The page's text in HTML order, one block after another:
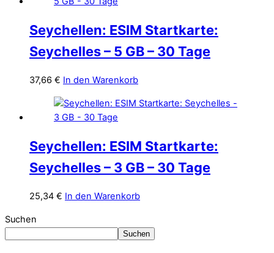
Seychellen: ESIM Startkarte:
Seychelles – 5 GB – 30 Tage
37,66 € In den Warenkorb
Seychellen: ESIM Startkarte:
Seychelles – 3 GB – 30 Tage
25,34 € In den Warenkorb
Suchen
Suchen